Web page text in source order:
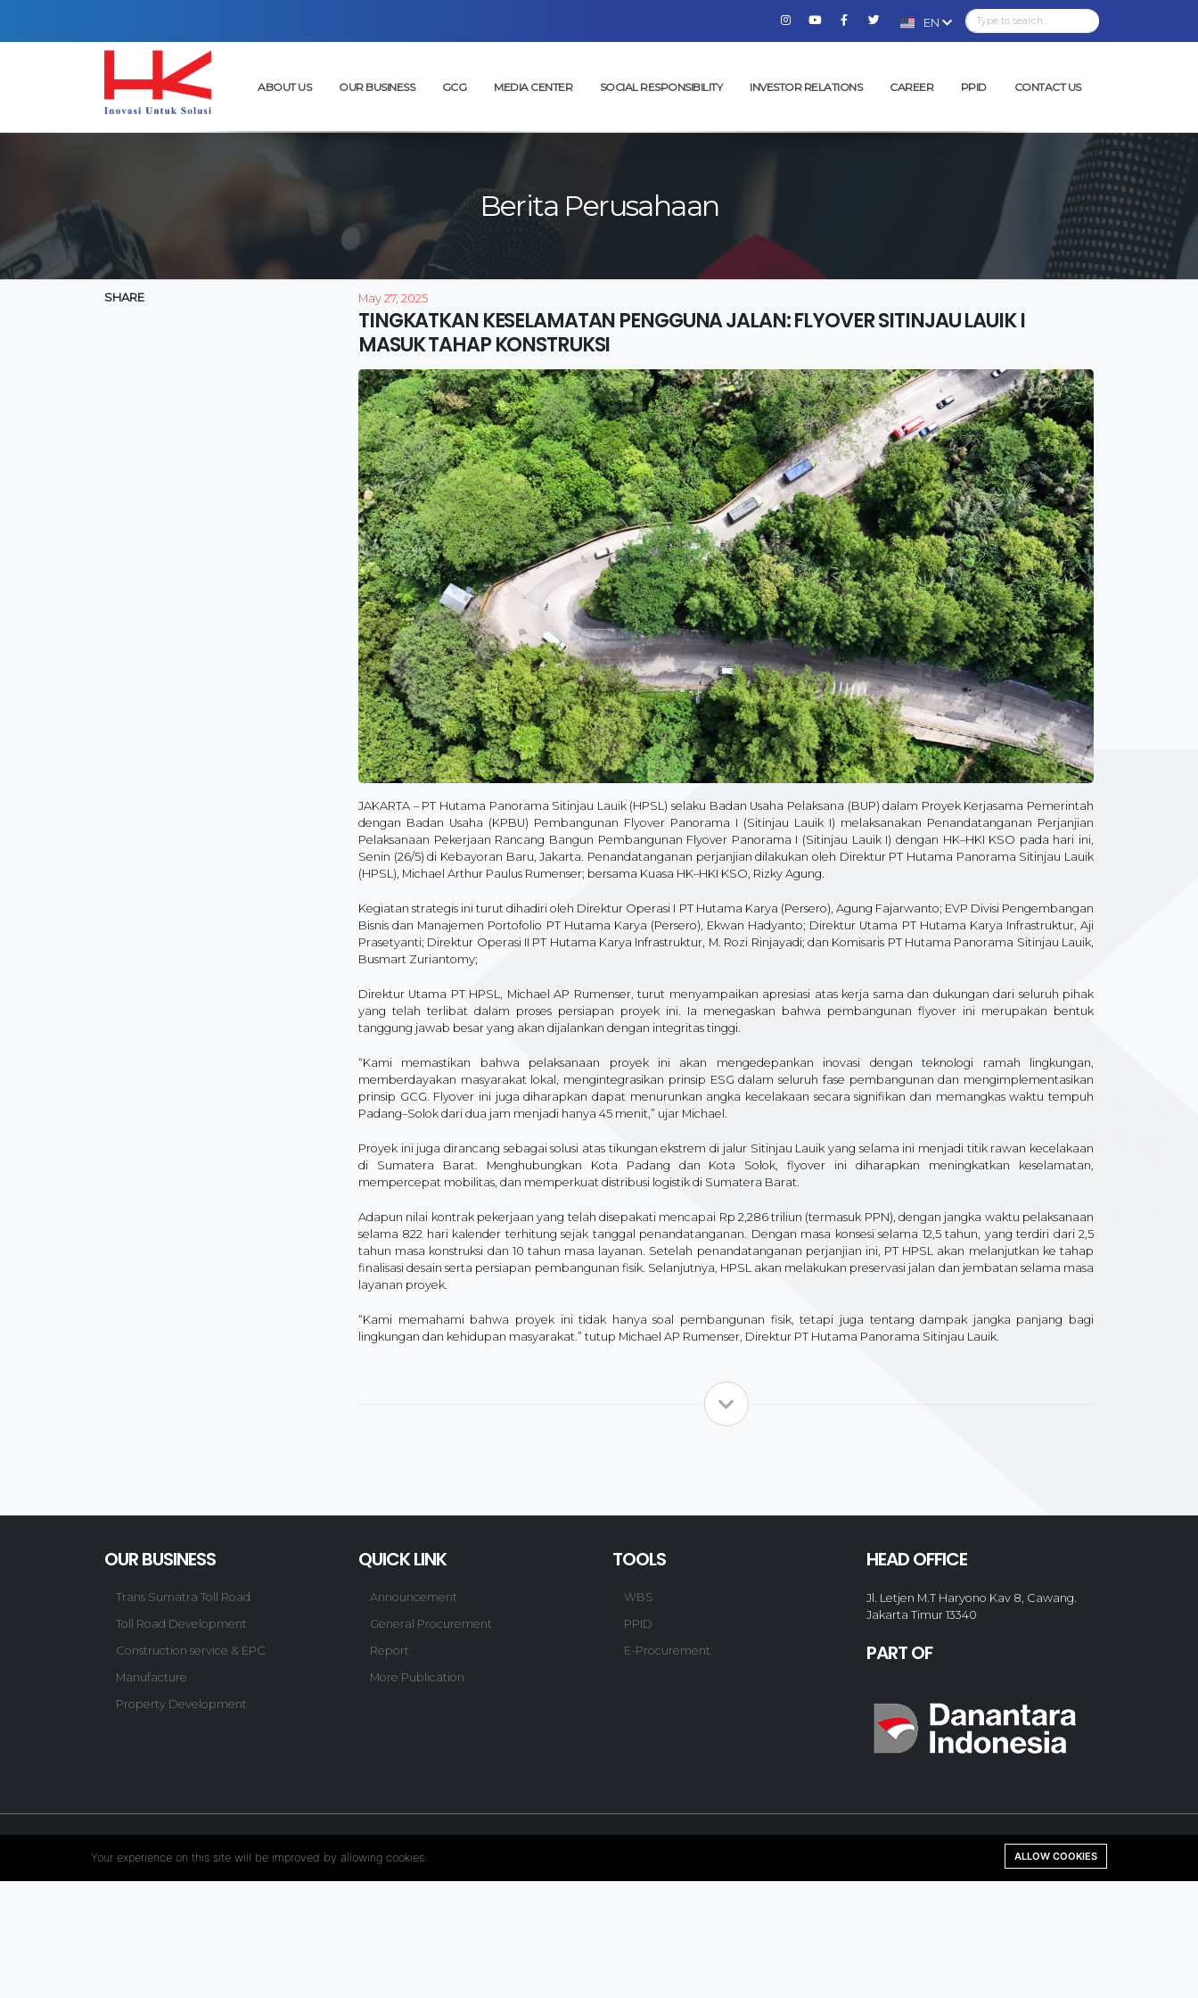
EN
ABOUT US OUR BUSINESS GCG MEDIA CENTER SOCIAL RESPONSIBILITY INVESTOR RELATIONS CAREER PPID CONTACT US
Berita Perusahaan
SHARE May 27, 2025
TINGKATKAN KESELAMATAN PENGGUNA JALAN: FLYOVER SITINJAU LAUIK I
MASUK TAHAP KONSTRUKSI
JAKARTA – PT Hutama Panorama Sitinjau Lauik (HPSL) selaku Badan Usaha Pelaksana (BUP) dalam Proyek Kerjasama Pemerintah
dengan Badan Usaha (KPBU) Pembangunan Flyover Panorama I (Sitinjau Lauik I) melaksanakan Penandatanganan Perjanjian
Pelaksanaan Pekerjaan Rancang Bangun Pembangunan Flyover Panorama I (Sitinjau Lauik I) dengan HK–HKI KSO pada hari ini,
Senin (26/5) di Kebayoran Baru, Jakarta. Penandatanganan perjanjian dilakukan oleh Direktur PT Hutama Panorama Sitinjau Lauik
(HPSL), Michael Arthur Paulus Rumenser; bersama Kuasa HK–HKI KSO, Rizky Agung.
Kegiatan strategis ini turut dihadiri oleh Direktur Operasi I PT Hutama Karya (Persero), Agung Fajarwanto; EVP Divisi Pengembangan
Bisnis dan Manajemen Portofolio PT Hutama Karya (Persero), Ekwan Hadyanto; Direktur Utama PT Hutama Karya Infrastruktur, Aji
Prasetyanti; Direktur Operasi II PT Hutama Karya Infrastruktur, M. Rozi Rinjayadi; dan Komisaris PT Hutama Panorama Sitinjau Lauik,
Busmart Zuriantomy;
Direktur Utama PT HPSL, Michael AP Rumenser, turut menyampaikan apresiasi atas kerja sama dan dukungan dari seluruh pihak
yang telah terlibat dalam proses persiapan proyek ini. Ia menegaskan bahwa pembangunan flyover ini merupakan bentuk
tanggung jawab besar yang akan dijalankan dengan integritas tinggi.
“Kami memastikan bahwa pelaksanaan proyek ini akan mengedepankan inovasi dengan teknologi ramah lingkungan,
memberdayakan masyarakat lokal, mengintegrasikan prinsip ESG dalam seluruh fase pembangunan dan mengimplementasikan
prinsip GCG. Flyover ini juga diharapkan dapat menurunkan angka kecelakaan secara signifikan dan memangkas waktu tempuh
Padang–Solok dari dua jam menjadi hanya 45 menit,” ujar Michael.
Proyek ini juga dirancang sebagai solusi atas tikungan ekstrem di jalur Sitinjau Lauik yang selama ini menjadi titik rawan kecelakaan
di Sumatera Barat. Menghubungkan Kota Padang dan Kota Solok, flyover ini diharapkan meningkatkan keselamatan,
mempercepat mobilitas, dan memperkuat distribusi logistik di Sumatera Barat.
Adapun nilai kontrak pekerjaan yang telah disepakati mencapai Rp 2,286 triliun (termasuk PPN), dengan jangka waktu pelaksanaan
selama 822 hari kalender terhitung sejak tanggal penandatanganan. Dengan masa konsesi selama 12,5 tahun, yang terdiri dari 2,5
tahun masa konstruksi dan 10 tahun masa layanan. Setelah penandatanganan perjanjian ini, PT HPSL akan melanjutkan ke tahap
finalisasi desain serta persiapan pembangunan fisik. Selanjutnya, HPSL akan melakukan preservasi jalan dan jembatan selama masa
layanan proyek.
“Kami memahami bahwa proyek ini tidak hanya soal pembangunan fisik, tetapi juga tentang dampak jangka panjang bagi
lingkungan dan kehidupan masyarakat.” tutup Michael AP Rumenser, Direktur PT Hutama Panorama Sitinjau Lauik.
OUR BUSINESS
Trans Sumatra Toll Road
Toll Road Development
Construction service & EPC
Manufacture
Property Development
QUICK LINK
Announcement
General Procurement
Report
More Publication
TOOLS
WBS
PPID
E-Procurement
HEAD OFFICE
Jl. Letjen M.T Haryono Kav 8, Cawang.
Jakarta Timur 13340
PART OF
Your experience on this site will be improved by allowing cookies. ALLOW COOKIES